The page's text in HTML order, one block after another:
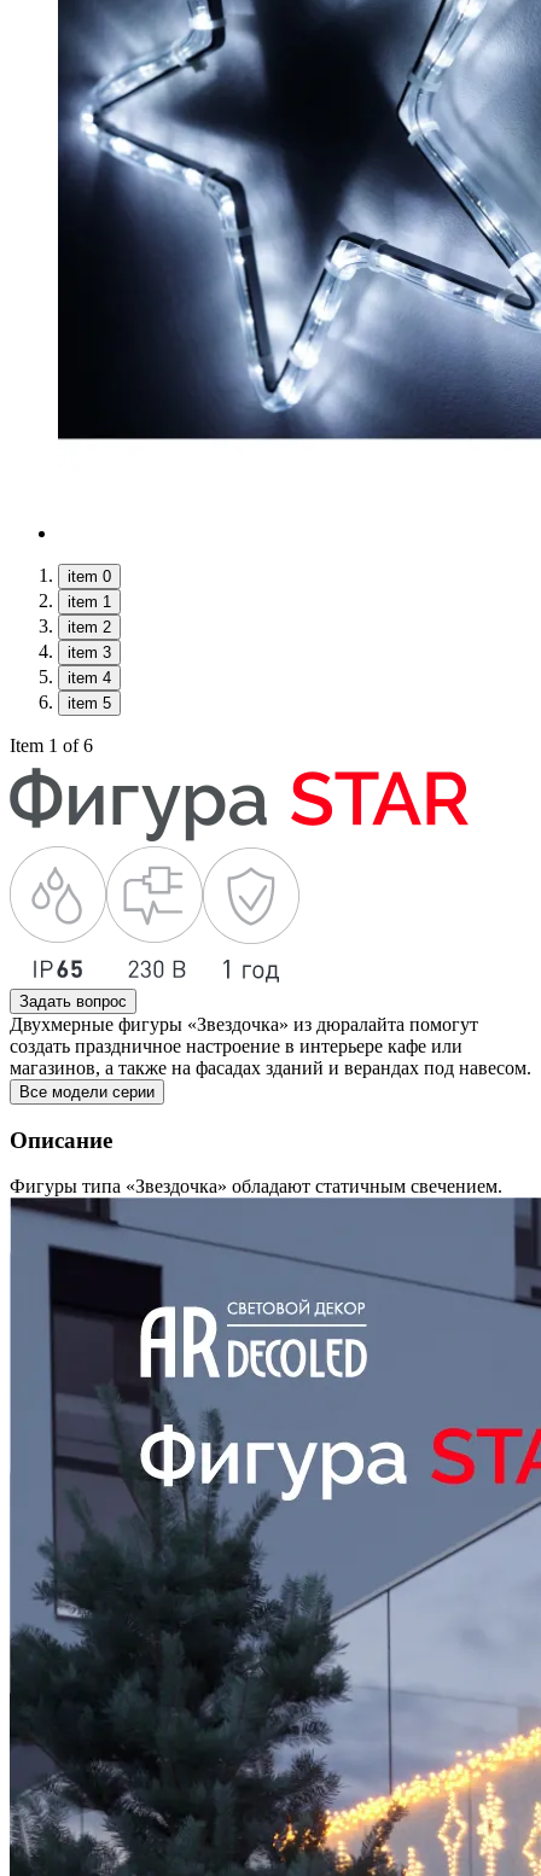
item 0
item 1
item 2
item 3
item 4
item 5
Item 1 of 6
Задать вопрос
Двухмерные фигуры «Звездочка» из дюралайта помогут
создать праздничное настроение в интерьере кафе или
магазинов, а также на фасадах зданий и верандах под навесом.
Все модели серии
Описание
Фигуры типа «Звездочка» обладают статичным свечением.